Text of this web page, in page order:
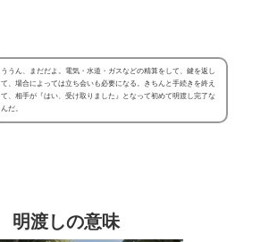
ううん、まだだよ。電気・水道・ガスなどの精算をして、鍵を返し
て、場合によっては立ち会いも必要になる。きちんと手続きを終え
て、相手が『はい、受け取りました』となって初めて明渡し完了な
んだ。
明渡しの意味